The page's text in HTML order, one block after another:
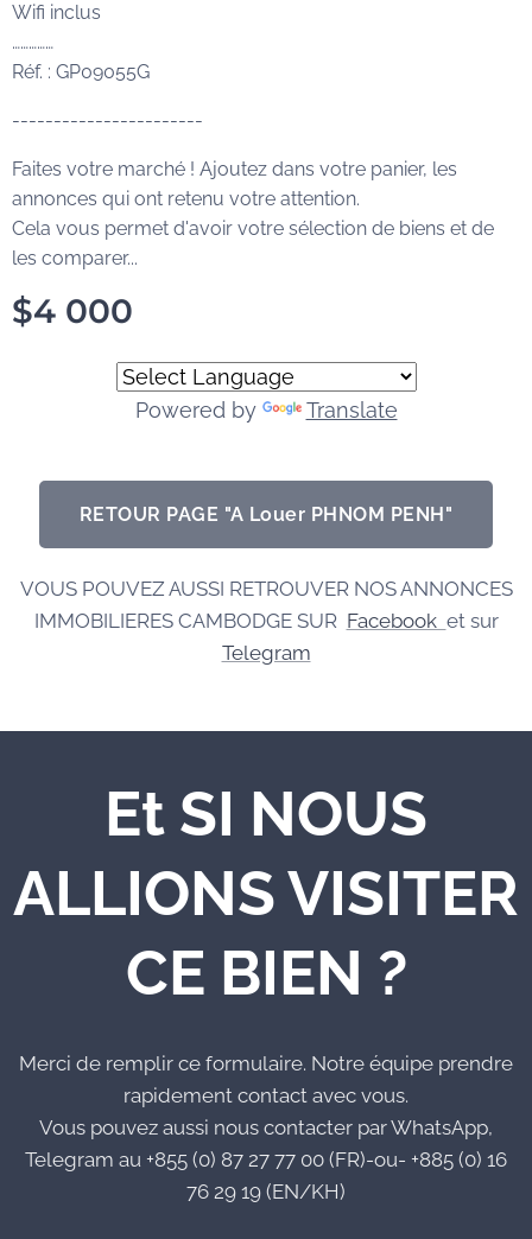
Wifi inclus
……………
Réf. : GP09055G
-----------------------
Faites votre marché ! Ajoutez dans votre panier, les
annonces qui ont retenu votre attention.
Cela vous permet d'avoir votre sélection de biens et de
les comparer...
$4 000
Powered by Translate
RETOUR PAGE "A Louer PHNOM PENH"
VOUS POUVEZ AUSSI RETROUVER NOS ANNONCES
IMMOBILIERES CAMBODGE SUR Facebook et sur
Telegram
Et SI NOUS
ALLIONS VISITER
CE BIEN ?
Merci de remplir ce formulaire. Notre équipe prendre
rapidement contact avec vous.
Vous pouvez aussi nous contacter par WhatsApp,
Telegram au +855 (0) 87 27 77 00 (FR)-ou- +885 (0) 16
76 29 19 (EN/KH)